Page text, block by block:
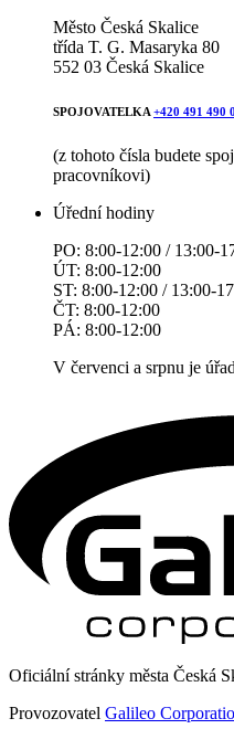
Město Česká Skalice
třída T. G. Masaryka 80
552 03 Česká Skalice
SPOJOVATELKA +420 491 490
(z tohoto čísla budete
pracovníkovi)
Úřední hodiny
PO: 8:00-12:00 / 13:00-
ÚT: 8:00-12:00
ST: 8:00-12:00 / 13:00-
ČT: 8:00-12:00
PÁ: 8:00-12:00
V červenci a srpnu je
Oficiální stránky města Česká
Provozovatel Galileo